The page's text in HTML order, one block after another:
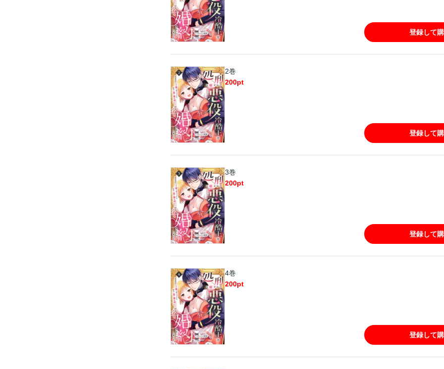
登録して
2巻
200pt
登録して
3巻
200pt
登録して
4巻
200pt
登録して